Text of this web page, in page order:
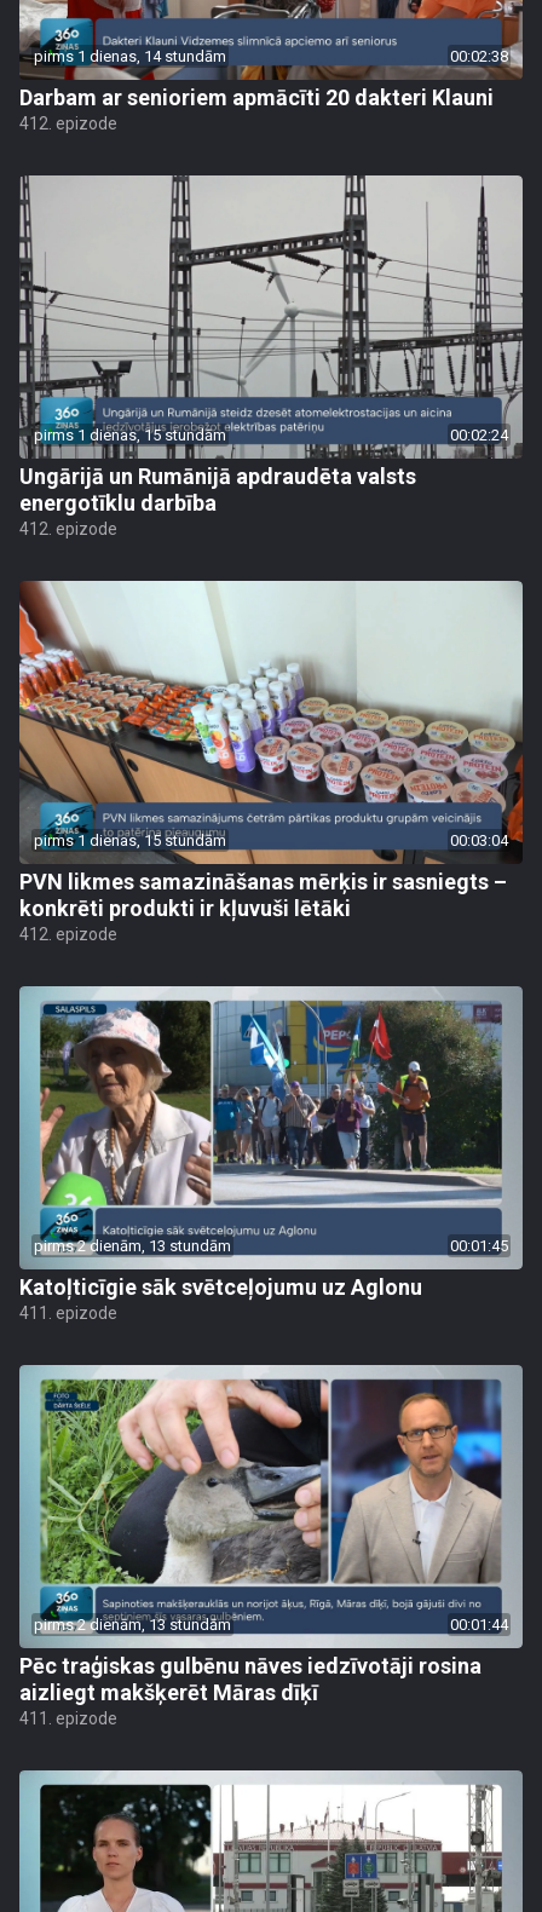
pirms 1 dienas, 14 stundām 00:02:38
Darbam ar senioriem apmācīti 20 dakteri Klauni
412. epizode
pirms 1 dienas, 15 stundām 00:02:24
Ungārijā un Rumānijā apdraudēta valsts
energotīklu darbība
412. epizode
pirms 1 dienas, 15 stundām 00:03:04
PVN likmes samazināšanas mērķis ir sasniegts –
konkrēti produkti ir kļuvuši lētāki
412. epizode
pirms 2 dienām, 13 stundām 00:01:45
Katoļticīgie sāk svētceļojumu uz Aglonu
411. epizode
pirms 2 dienām, 13 stundām 00:01:44
Pēc traģiskas gulbēnu nāves iedzīvotāji rosina
aizliegt makšķerēt Māras dīķī
411. epizode